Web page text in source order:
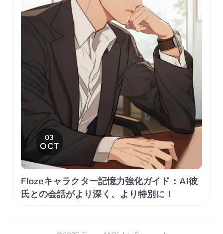
03
OCT
Flozeキャラクター記憶力強化ガイド：AI彼
氏との会話がより深く、より特別に！